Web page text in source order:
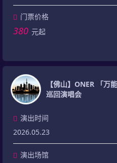
门票价格
380 元起
【佛山】ONER 「万
巡回演唱会
演出时间
2026.05.23
演出场馆